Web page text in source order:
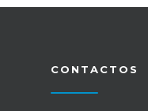
CONTACTOS